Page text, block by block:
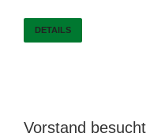
DETAILS
Vorstand